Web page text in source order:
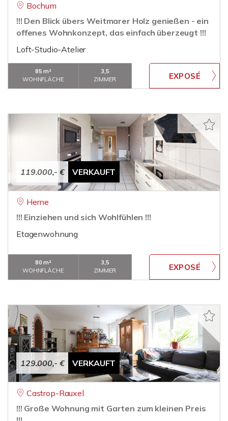
Bochum
!!! Den Blick übers Weitmarer Holz genießen - ein
offenes Wohnkonzept, das einfach überzeugt !!!
Loft-Studio-Atelier
85 m²
WOHNFLÄCHE
3,5
ZIMMER
119.000,- € VERKAUFT
Herne
!!! Einziehen und sich Wohlfühlen !!!
Etagenwohnung
80 m²
WOHNFLÄCHE
3,5
ZIMMER
129.000,- € VERKAUFT
Castrop-Rauxel
!!! Große Wohnung mit Garten zum kleinen Preis